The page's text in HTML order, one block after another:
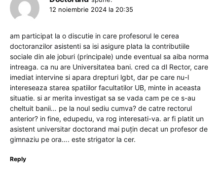
12 noiembrie 2024 la 20:35
am participat la o discutie in care profesorul le cerea
doctoranzilor asistenti sa isi asigure plata la contributiile
sociale din ale joburi (principale) unde eventual sa aiba norma
intreaga. ca nu are Universitatea bani. cred ca dl Rector, care
imediat intervine si apara drepturi lgbt, dar pe care nu-l
intereseaza starea spatiilor facultatilor UB, minte in aceasta
situatie. si ar merita investigat sa se vada cam pe ce s-au
cheltuit banii… pe la noul sediu cumva? de catre rectorul
anterior? in fine, edupedu, va rog interesati-va. ar fi platit un
asistent universitar doctorand mai puțin decat un profesor de
gimnaziu pe ora…. este strigator la cer.
Reply